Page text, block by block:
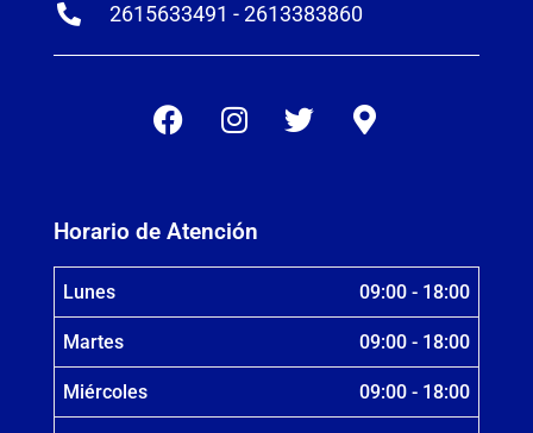
2615633491 - 2613383860
Horario de Atención
Lunes 09:00 - 18:00
Martes 09:00 - 18:00
Miércoles 09:00 - 18:00